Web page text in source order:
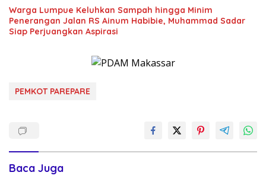
Warga Lumpue Keluhkan Sampah hingga Minim
Penerangan Jalan RS Ainum Habibie, Muhammad Sadar
Siap Perjuangkan Aspirasi
PEMKOT PAREPARE
Baca Juga